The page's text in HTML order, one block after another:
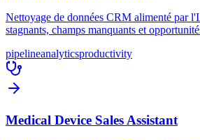
Nettoyage de données CRM alimenté par
stagnants, champs manquants et
pipelineanalyticsproductivity
Medical Device Sales Assistant